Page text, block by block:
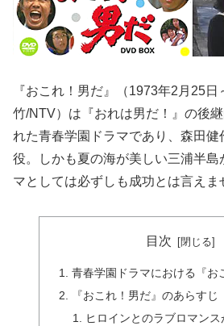
『おこれ！男だ』（1973年2月25
竹/NTV）は『おれは男だ！』の後
れた青春学園ドラマであり、森田健
役。しかも夏の海が美しい三浦半島
マとしては必ずしも成功とは言えま
目次
青春学園ドラマにおける『お
『おこれ！男だ』のあらすじ
ヒロインとのラブロマンス